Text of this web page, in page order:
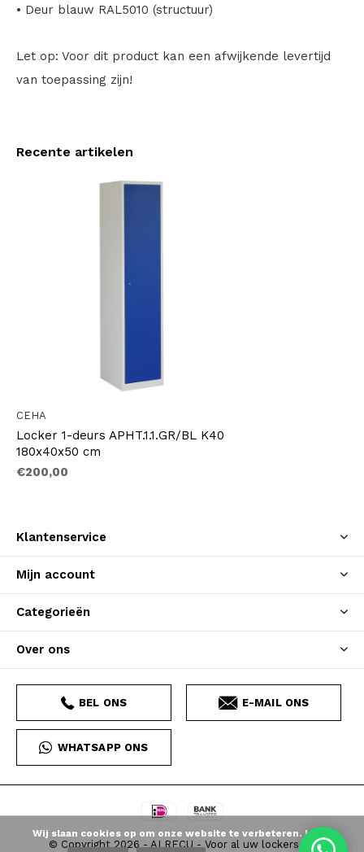
• Deur blauw RAL5010 (structuur)
Let op: Voor dit product kan een afwijkende levertijd
van toepassing zijn!
Recente artikelen
CEHA
Locker 1-deurs APHT.1.1.GR/BL K40
180x40x50 cm
€200,00
Klantenservice
Mijn account
Categorieën
Over ons
BEL ONS E-MAIL ONS
WHATSAPP ONS
© Copyright2026- ALRECU - Voor al uw lockers en
Wij slaan cookies op om onze website te verbeteren. Is dat